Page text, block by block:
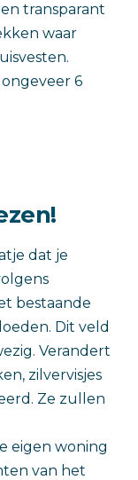
transparant
waar
6
dat je
bestaande
Dit veld
Verandert
zilvervisjes
Ze zullen
eigen woning
van het